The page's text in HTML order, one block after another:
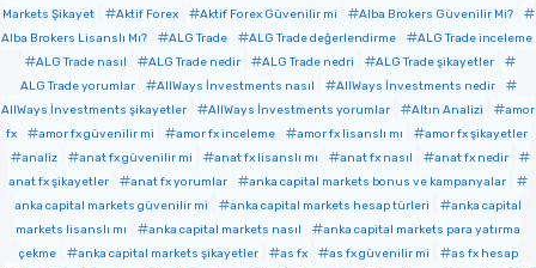
Markets Şikayet
Aktif Forex Aktif Forex Güvenilir mi
Alba Brokers Güvenilir Mi?
Alba Brokers Lisanslı Mı?
ALG Trade ALG Trade değerlendirme
ALG Trade inceleme
ALG Trade nasıl
ALG Trade nedir ALG Trade nedri
ALG Trade şikayetler
ALG Trade yorumlar
AllWays İnvestments nasıl
AllWays İnvestments nedir
AllWays İnvestments şikayetler
AllWays İnvestments yorumlar Altın Analizi
amor
fx
amor fx güvenilir mi amor fx inceleme amor fx lisanslı mı
amor fx şikayetler
analiz
anat fx güvenilir mi anat fx lisanslı mı anat fx nasıl
anat fx nedir
anat fx şikayetler
anat fx yorumlar
anka capital markets bonus ve kampanyalar
anka capital markets güvenilir mi
anka capital markets hesap türleri
anka capital
markets lisanslı mı
anka capital markets nasıl
anka capital markets para yatırma
çekme
anka capital markets şikayetler as fx as fx güvenilir mi
as fx hesap